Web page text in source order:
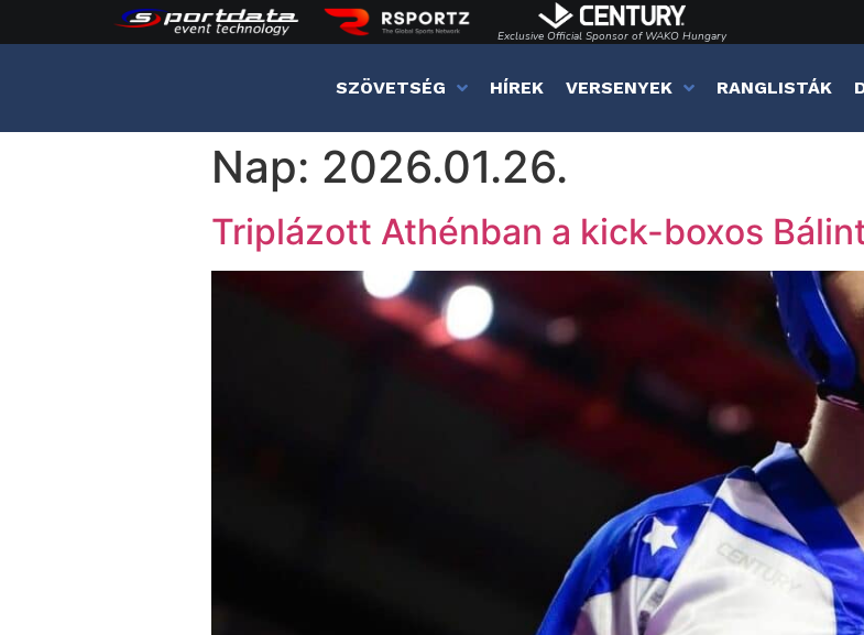
Exclusive Official Sponsor of WAKO Hungary
SZÖVETSÉG HÍREK VERSENYEK RANGLISTÁK
Nap: 2026.01.26.
Triplázott Athénban a kick-boxos